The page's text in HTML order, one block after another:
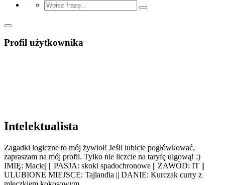
Profil użytkownika
Intelektualista
Zagadki logiczne to mój żywioł! Jeśli lubicie pogłówkować,
zapraszam na mój profil. Tylko nie liczcie na taryfę ulgową! ;)
IMIĘ: Maciej || PASJA: skoki spadochronowe || ZAWÓD: IT ||
ULUBIONE MIEJSCE: Tajlandia || DANIE: Kurczak curry z